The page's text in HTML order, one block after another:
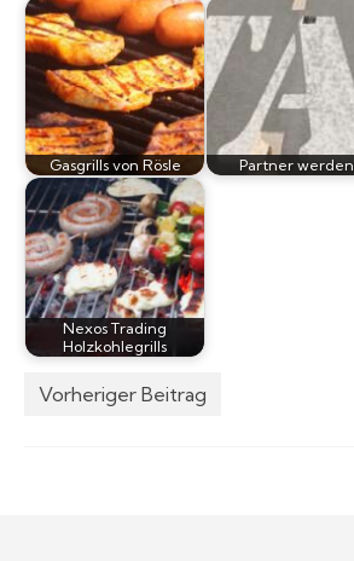
Gasgrills von Rösle Partner werden
Nexos Trading
Holzkohlegrills
Vorheriger Beitrag